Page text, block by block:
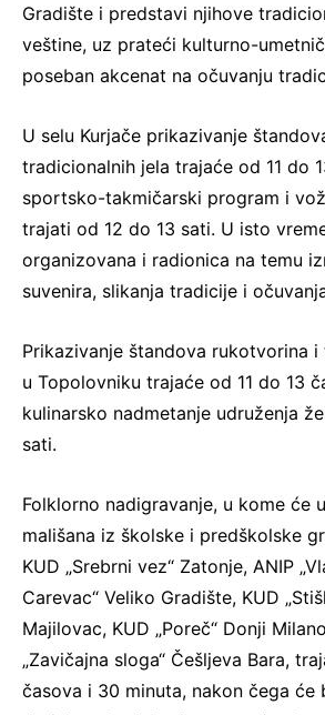
Gradište i predstavi njihove
veštine, uz prateći kulturno-
poseban akcenat na očuvanju
U selu Kurjače prikazivanje
tradicionalnih jela trajaće od 11 do
sportsko-takmičarski program i
trajati od 12 do 13 sati. U isto
organizovana i radionica na temu
suvenira, slikanja tradicije i
Prikazivanje štandova rukotvorina i
u Topolovniku trajaće od 11 do 13
kulinarsko nadmetanje udruženja
sati.
Folklorno nadigravanje, u kome će
mališana iz školske i predškolske
KUD „Srebrni vez“ Zatonje, ANIP
Carevac“ Veliko Gradište, KUD
Majilovac, KUD „Poreč“ Donji
„Zavičajna sloga“ Češljeva Bara,
časova i 30 minuta, nakon čega će